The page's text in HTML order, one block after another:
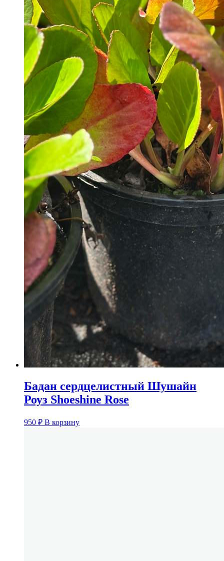
Бадан сердцелистный Шушайн
Роуз Shoeshine Rose
950 ₽ В корзину